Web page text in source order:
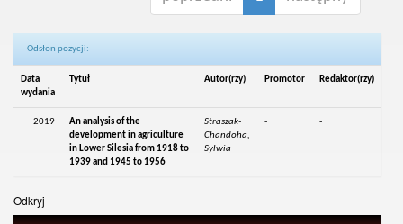
Odsłon pozycji:
Data
wydania
Tytuł Autor(rzy) Promotor Redaktor(rzy)
2019
An analysis of the
development in agriculture
in Lower Silesia from 1918 to
1939 and 1945 to 1956
Straszak-
Chandoha,
Sylwia
- -
Odkryj